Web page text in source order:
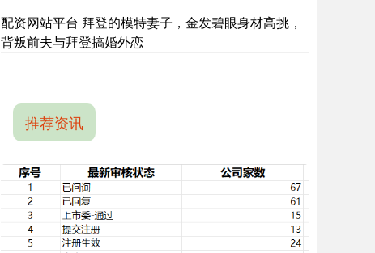
配资网站平台 拜登的模特妻子，金发碧眼身材高挑，
背叛前夫与拜登搞婚外恋
推荐资讯